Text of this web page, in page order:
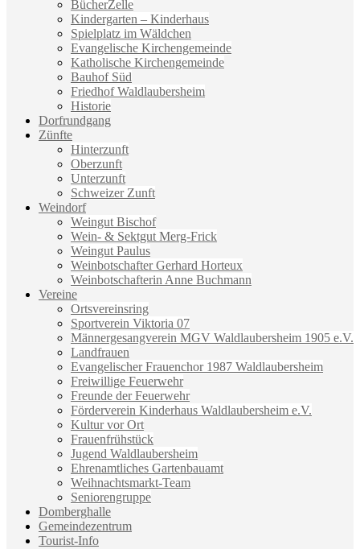
BücherZelle
Kindergarten – Kinderhaus
Spielplatz im Wäldchen
Evangelische Kirchengemeinde
Katholische Kirchengemeinde
Bauhof Süd
Friedhof Waldlaubersheim
Historie
Dorfrundgang
Zünfte
Hinterzunft
Oberzunft
Unterzunft
Schweizer Zunft
Weindorf
Weingut Bischof
Wein- & Sektgut Merg-Frick
Weingut Paulus
Weinbotschafter Gerhard Horteux
Weinbotschafterin Anne Buchmann
Vereine
Ortsvereinsring
Sportverein Viktoria 07
Männergesangverein MGV Waldlaubersheim 1905 e.V.
Landfrauen
Evangelischer Frauenchor 1987 Waldlaubersheim
Freiwillige Feuerwehr
Freunde der Feuerwehr
Förderverein Kinderhaus Waldlaubersheim e.V.
Kultur vor Ort
Frauenfrühstück
Jugend Waldlaubersheim
Ehrenamtliches Gartenbauamt
Weihnachtsmarkt-Team
Seniorengruppe
Domberghalle
Gemeindezentrum
Tourist-Info